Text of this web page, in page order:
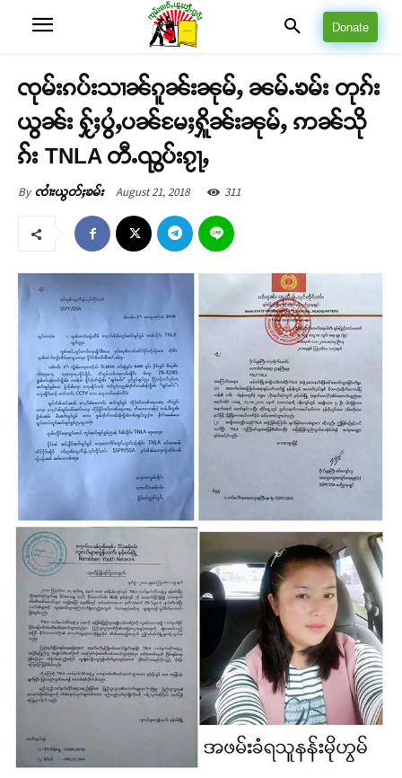
Donate
ၸုမ်းၵပ်းသၢၼ်ၵူၼ်းၼုမ်ႇ ၼမ်ႉၶမ်း တုၵ်း
ယွၼ်း ႁႂ်ႈပွႆႇပၼ်မႄႈႁိူၼ်းၼုမ်ႇ ဢၼ်သို
ၵ်း TNLA တီႉၺွပ်းၵႂႃႇ
By ၸၢႆးယွတ်ႈၶမ်း August 21, 2018 311